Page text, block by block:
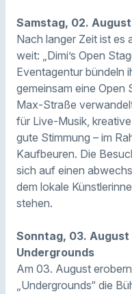
Samstag, 02. August
Nach langer Zeit ist es
weit: „Dimi’s Open
Eventagentur bündeln
gemeinsam eine Open
Max-Straße
für Live-Musik,
gute Stimmung – im
Kaufbeuren. Die
sich auf einen
dem lokale
stehen.
Sonntag, 03. August
Undergrounds
Am 03. August
„Undergrounds“ die